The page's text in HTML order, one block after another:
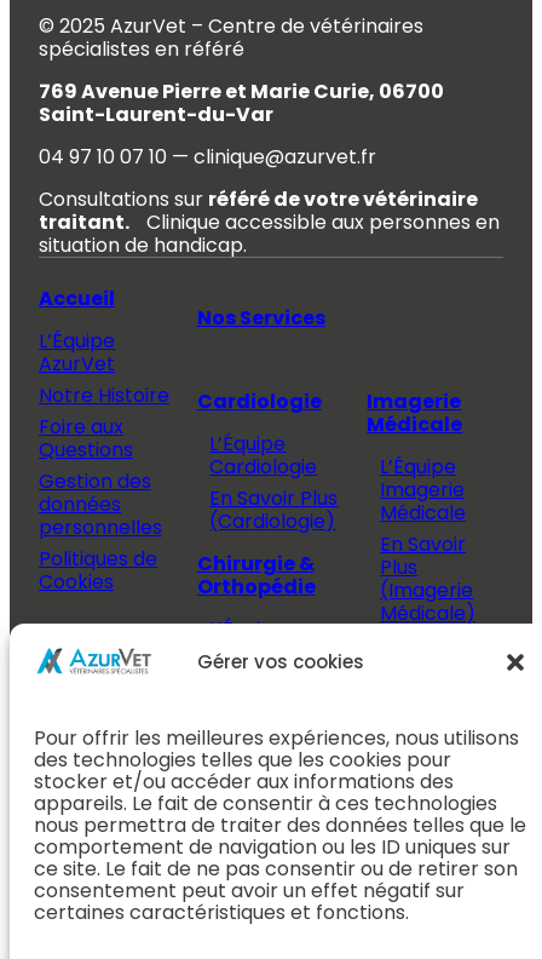
Gérer vos cookies
Pour offrir les meilleures expériences, nous utilisons
des technologies telles que les cookies pour
stocker et/ou accéder aux informations des
appareils. Le fait de consentir à ces technologies
nous permettra de traiter des données telles que le
comportement de navigation ou les ID uniques sur
ce site. Le fait de ne pas consentir ou de retirer son
consentement peut avoir un effet négatif sur
certaines caractéristiques et fonctions.
© 2025 AzurVet – Centre de vétérinaires
spécialistes en référé
769 Avenue Pierre et Marie Curie, 06700
Saint-Laurent-du-Var
04 97 10 07 10 — clinique@azurvet.fr
Consultations sur référé de votre vétérinaire
traitant. Clinique accessible aux personnes en
situation de handicap.
Accueil
L’Équipe
AzurVet
Notre Histoire
Foire aux
Questions
Gestion des
données
personnelles
Politiques de
Cookies
Propriétaire
Prendre
rendez-vous
Après mon
rendez-vous
Espace
Vétérinaire
Nos Services
Cardiologie
L’Équipe
Cardiologie
En Savoir Plus
(Cardiologie)
Chirurgie &
Orthopédie
L’Équipe
Chirurgie &
Orthopédie
(Chirurgie &
Orthopédie)
Dentisterie &
ORL
L’Équipe
Dentisterie &
ORL
Imagerie
Médicale
L’Équipe
Imagerie
Médicale
En Savoir
Plus
(Imagerie
Médicale)
Médecine
Interne
En Savoir
Plus
(Médecine
Interne)
Neurologie